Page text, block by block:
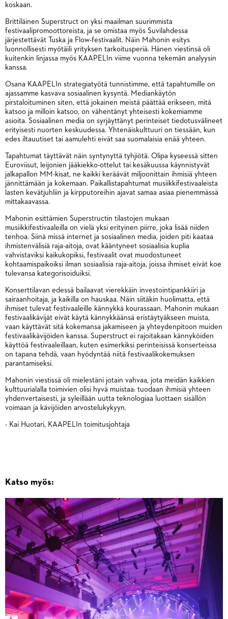
koskaan.
Brittiläinen Superstruct on yksi maailman suurimmista
festivaalipromoottoreista, ja se omistaa myös Suvilahdessa
järjestettävät Tuska ja Flow-festivaalit. Näin Mahonin esitys
luonnollisesti myötäili yrityksen tarkoitusperiä. Hänen viestinsä oli
kuitenkin linjassa myös KAAPELIn viime vuonna tekemän analyysin
kanssa.
Osana KAAPELIn strategiatyötä tunnistimme, että tapahtumille on
ajassamme kasvava sosiaalinen kysyntä. Mediankäytön
pirstaloituminen siten, että jokainen meistä päättää erikseen, mitä
katsoo ja milloin katsoo, on vähentänyt yhteisesti kokemiamme
asioita. Sosiaalinen media on syrjäyttänyt perinteiset tiedotusvälineet
erityisesti nuorten keskuudessa. Yhtenäiskulttuuri on tiessään, kun
edes iltauutiset tai aamulehti eivät saa suomalaisia enää yhteen.
Tapahtumat täyttävät näin syntynyttä tyhjiötä. Olipa kyseessä sitten
Euroviisut, leijonien jääkiekko-ottelut tai kesäkuussa käynnistyvät
jalkapallon MM-kisat, ne kaikki keräävät miljoonittain ihmisiä yhteen
jännittämään ja kokemaan. Paikallistapahtumat musiikkifestivaaleista
lasten kevätjuhliin ja kirpputoreihin ajavat samaa asiaa pienemmässä
mittakaavassa.
Mahonin esittämien Superstructin tilastojen mukaan
musiikkifestivaaleilla on vielä yksi erityinen piirre, joka lisää niiden
tenhoa. Siinä missä internet ja sosiaalinen media, joiden piti kaataa
ihmistenvälisiä raja-aitoja, ovat kääntyneet sosiaalisia kuplia
vahvistaviksi kaikukopiksi, festivaalit ovat muodostuneet
kohtaamispaikoiksi ilman sosiaalisia raja-aitoja, joissa ihmiset eivät koe
tulevansa kategorisoiduiksi.
Konserttilavan edessä bailaavat vierekkäin investointipankkiiri ja
sairaanhoitaja, ja kaikilla on hauskaa. Näin siitäkin huolimatta, että
ihmiset tulevat festivaaleille kännykkä kourassaan. Mahonin mukaan
festivaalikävijät eivät käytä kännykkäänsä eristäytyäkseen muista,
vaan käyttävät sitä kokemansa jakamiseen ja yhteydenpitoon muiden
festivaalikävijöiden kanssa. Superstruct ei rajoitakaan kännyköiden
käyttöä festivaaleillaan, kuten esimerkiksi perinteisissä konserteissa
on tapana tehdä, vaan hyödyntää niitä festivaalikokemuksen
parantamiseksi.
Mahonin viestissä oli mielestäni jotain vahvaa, jota meidän kaikkien
kulttuurialalla toimivien olisi hyvä muistaa: tuodaan ihmisiä yhteen
yhdenvertaisesti, ja syleillään uutta teknologiaa luottaen sisällön
voimaan ja kävijöiden arvostelukykyyn.
- Kai Huotari, KAAPELIn toimitusjohtaja
Katso myös: